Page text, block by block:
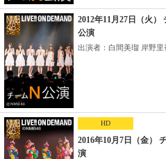
2012年11月27日（火
公演
出演者：白間美瑠 岸野里
HD
2016年10月7日（金）
演